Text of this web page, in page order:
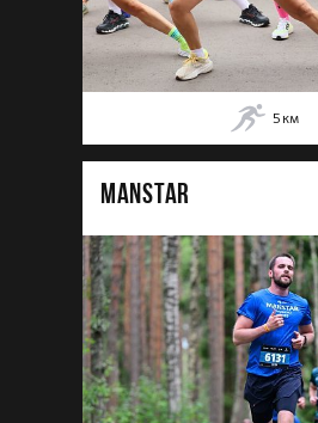
5 км
MANSTAR